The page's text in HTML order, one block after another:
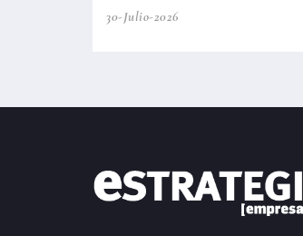
30-Julio-2026